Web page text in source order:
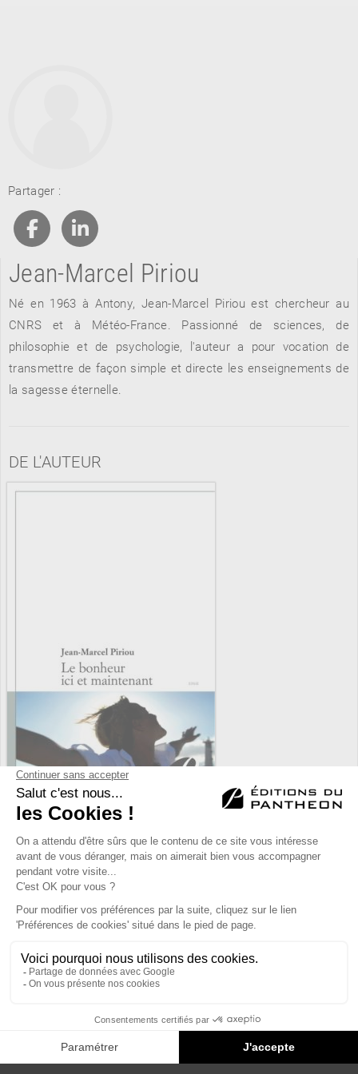
À PARAÎTRE
NOUVEAUTÉS
RETOUR
AVIS
RETOUR
A LA UNE
Partager :
Jean-Marcel Piriou
Né en 1963 à Antony, Jean-Marcel Piriou est chercheur au
CNRS et à Météo-France. Passionné de sciences, de
philosophie et de psychologie, l'auteur a pour vocation de
transmettre de façon simple et directe les enseignements de
la sagesse éternelle.
DE L'AUTEUR